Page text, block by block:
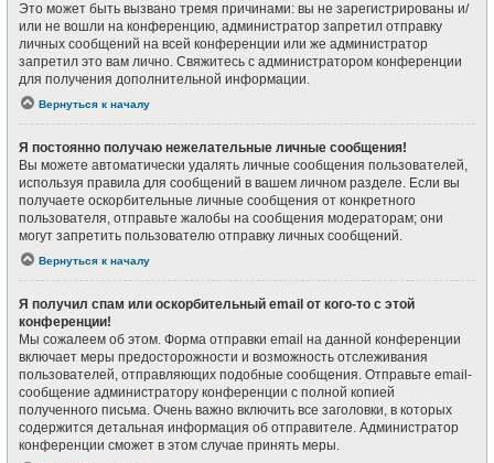
Это может быть вызвано тремя причинами: вы не зарегистрированы и/
или не вошли на конференцию, администратор запретил отправку
личных сообщений на всей конференции или же администратор
запретил это вам лично. Свяжитесь с администратором конференции
для получения дополнительной информации.
Вернуться к началу
Я постоянно получаю нежелательные личные сообщения!
Вы можете автоматически удалять личные сообщения пользователей,
используя правила для сообщений в вашем личном разделе. Если вы
получаете оскорбительные личные сообщения от конкретного
пользователя, отправьте жалобы на сообщения модераторам; они
могут запретить пользователю отправку личных сообщений.
Вернуться к началу
Я получил спам или оскорбительный email от кого-то с этой
конференции!
Мы сожалеем об этом. Форма отправки email на данной конференции
включает меры предосторожности и возможность отслеживания
пользователей, отправляющих подобные сообщения. Отправьте email-
сообщение администратору конференции с полной копией
полученного письма. Очень важно включить все заголовки, в которых
содержится детальная информация об отправителе. Администратор
конференции сможет в этом случае принять меры.